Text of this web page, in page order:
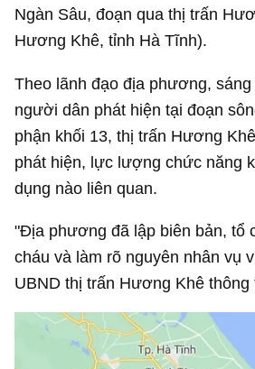
Ngàn Sâu, đoạn qua thị trấn
Hương Khê, tỉnh Hà Tĩnh).
Theo lãnh đạo địa phương,
người dân phát hiện tại đoạn
phận khối 13, thị trấn Hương
phát hiện, lực lượng chức năng
dụng nào liên quan.
"Địa phương đã lập biên bản, tổ
cháu và làm rõ nguyên nhân vụ
UBND thị trấn Hương Khê thông